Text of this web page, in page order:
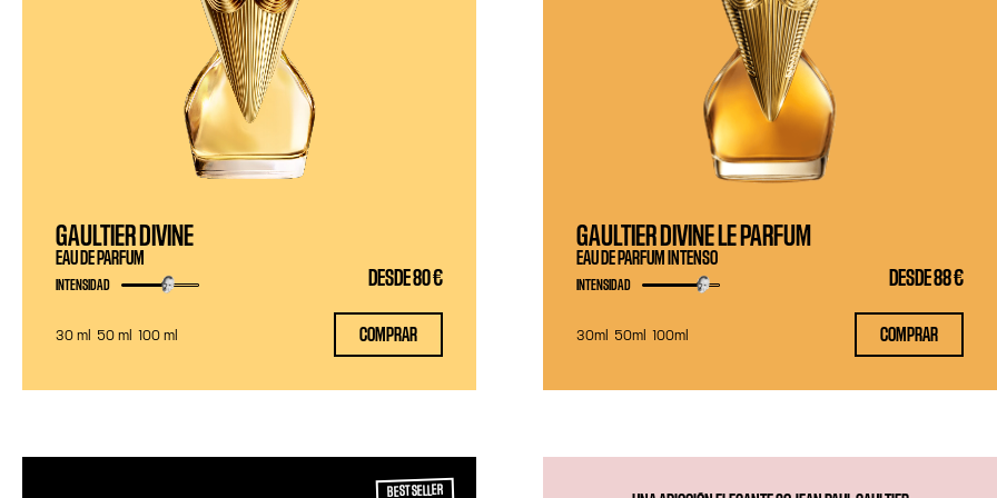
GAULTIER DIVINE
EAU DE PARFUM
DESDE80 €
INTENSIDAD
30 ml 50 ml 100 ml COMPRAR
GAULTIER DIVINE LE PARFUM
EAU DE PARFUM INTENSO
DESDE88 €
INTENSIDAD
30ml 50ml 100ml COMPRAR
BEST SELLER